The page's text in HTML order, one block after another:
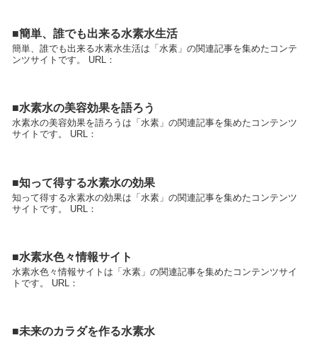
■簡単、誰でも出来る水素水生活
簡単、誰でも出来る水素水生活は「水素」の関連記事を集めたコンテ
ンツサイトです。 URL：
■水素水の美容効果を語ろう
水素水の美容効果を語ろうは「水素」の関連記事を集めたコンテンツ
サイトです。 URL：
■知って得する水素水の効果
知って得する水素水の効果は「水素」の関連記事を集めたコンテンツ
サイトです。 URL：
■水素水色々情報サイト
水素水色々情報サイトは「水素」の関連記事を集めたコンテンツサイ
トです。 URL：
■未来のカラダを作る水素水